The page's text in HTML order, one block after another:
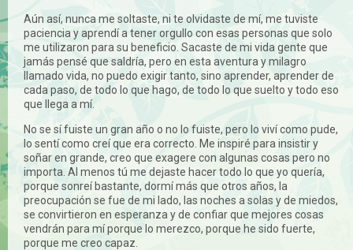
Aún así, nunca me soltaste, ni te olvidaste de mí, me tuviste
paciencia y aprendí a tener orgullo con esas personas que solo
me utilizaron para su beneficio. Sacaste de mi vida gente que
jamás pensé que saldría, pero en esta aventura y milagro
llamado vida, no puedo exigir tanto, sino aprender, aprender de
cada paso, de todo lo que hago, de todo lo que suelto y todo eso
que llega a mí.
No se sí fuiste un gran año o no lo fuiste, pero lo viví como pude,
lo sentí como creí que era correcto. Me inspiré para insistir y
soñar en grande, creo que exagere con algunas cosas pero no
importa. Al menos tú me dejaste hacer todo lo que yo quería,
porque sonreí bastante, dormí más que otros años, la
preocupación se fue de mi lado, las noches a solas y de miedos,
se convirtieron en esperanza y de confiar que mejores cosas
vendrán para mí porque lo merezco, porque he sido fuerte,
porque me creo capaz.